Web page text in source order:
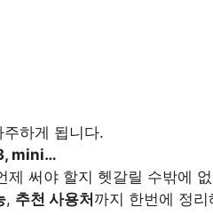
하게 됩니다.
mini…
제 써야 할지 헷갈릴 수밖에
, 추천 사용처 까지 한번에 정리